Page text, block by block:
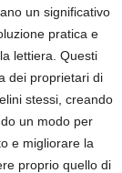
un significativo
pratica e
lettiera. Questi
dei proprietari di
stessi, creando
un modo per
e migliorare la
proprio quello di